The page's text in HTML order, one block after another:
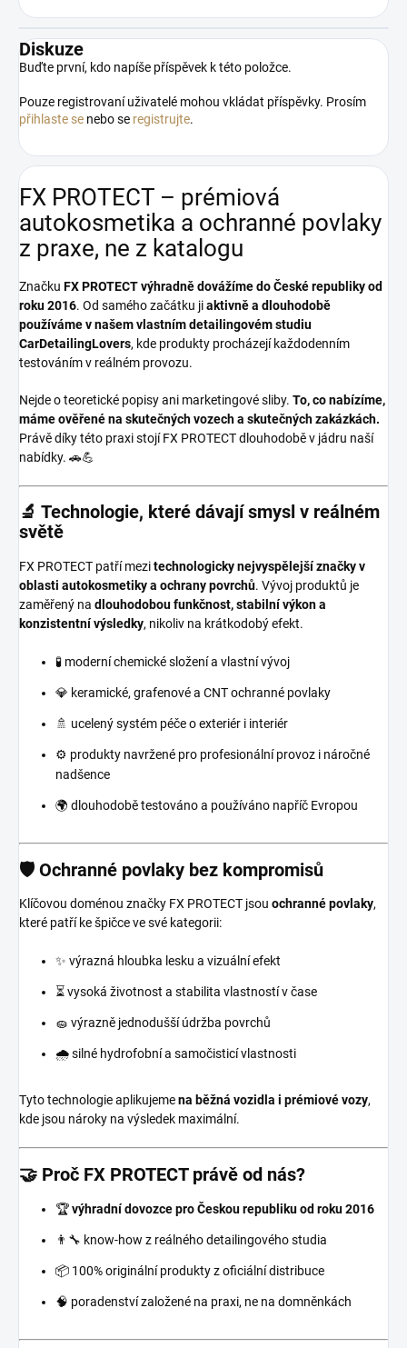
Diskuze
Buďte první, kdo napíše příspěvek k této položce.
Pouze registrovaní uživatelé mohou vkládat příspěvky. Prosím
přihlaste se nebo se registrujte.
FX PROTECT – prémiová
autokosmetika a ochranné povlaky
z praxe, ne z katalogu
Značku FX PROTECTvýhradně dovážíme do České republiky od
roku 2016. Od samého začátku jiaktivně a dlouhodobě
používáme v našem vlastním detailingovém studiu
CarDetailingLovers, kde produkty procházejí každodenním
testováním v reálném provozu.
Nejde o teoretické popisy ani marketingové sliby. To, co nabízíme,
máme ověřené na skutečných vozech a skutečných zakázkách.
Právě díky této praxi stojí FX PROTECT dlouhodobě v jádru naší
nabídky. 🚗💪
🔬 Technologie, které dávají smysl v reálném
světě
FX PROTECT patří mezitechnologicky nejvyspělejší značky v
oblasti autokosmetiky a ochrany povrchů. Vývoj produktů je
zaměřený na dlouhodobou funkčnost, stabilní výkon a
konzistentní výsledky, nikoliv na krátkodobý efekt.
🧪 moderní chemické složení a vlastní vývoj
💎 keramické, grafenové a CNT ochranné povlaky
🚿 ucelený systém péče o exteriér i interiér
⚙️ produkty navržené pro profesionální provoz i náročné
nadšence
🌍 dlouhodobě testováno a používáno napříč Evropou
🛡️ Ochranné povlaky bez kompromisů
Klíčovou doménou značky FX PROTECT jsou ochranné povlaky,
které patří ke špičce ve své kategorii:
✨ výrazná hloubka lesku a vizuální efekt
⏳ vysoká životnost a stabilita vlastností v čase
🧽 výrazně jednodušší údržba povrchů
🌧️ silné hydrofobní a samočisticí vlastnosti
Tyto technologie aplikujemena běžná vozidla i prémiové vozy,
kde jsou nároky na výsledek maximální.
🤝 Proč FX PROTECT právě od nás?
🏆výhradní dovozce pro Českou republiku od roku 2016
👨‍🔧 know-how z reálného detailingového studia
📦 100% originální produkty z oficiální distribuce
🧠 poradenství založené na praxi, ne na domněnkách